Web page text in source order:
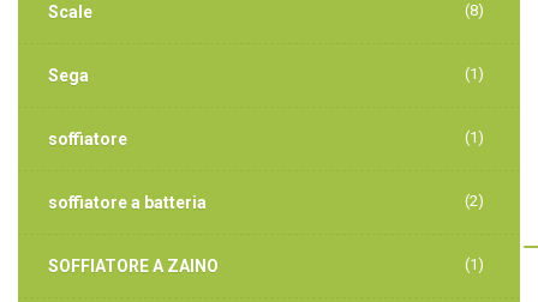
Scale (8)
Sega (1)
soffiatore (1)
soffiatore a batteria (2)
SOFFIATORE A ZAINO (1)